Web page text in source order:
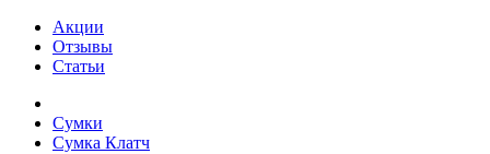
Акции
Отзывы
Статьи
Сумки
Сумка Клатч